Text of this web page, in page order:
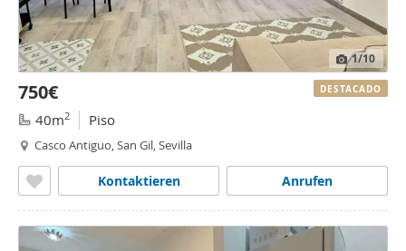
1/10
750€
40m2 Piso
Casco Antiguo, San Gil, Sevilla
Anrufen
Kontaktieren
DESTACADO